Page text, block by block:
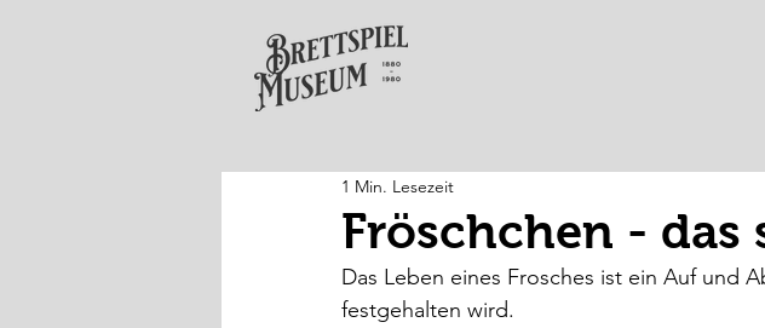
Fröschchen - das
1 Min. Lesezeit
Das Leben eines Frosches ist ein Auf und
festgehalten wird.